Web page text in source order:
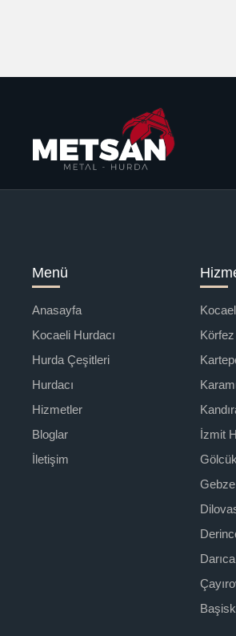
Menü
Anasayfa
Kocaeli Hurdacı
Hurda Çeşitleri
Hurdacı
Hizmetler
Bloglar
İletişim
Körfez
İzmit